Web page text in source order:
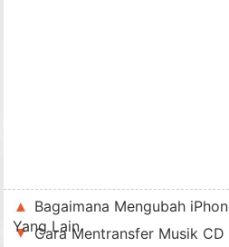
Bagaimana Mengubah
Yang Lain
Cara Mentransfer Musik